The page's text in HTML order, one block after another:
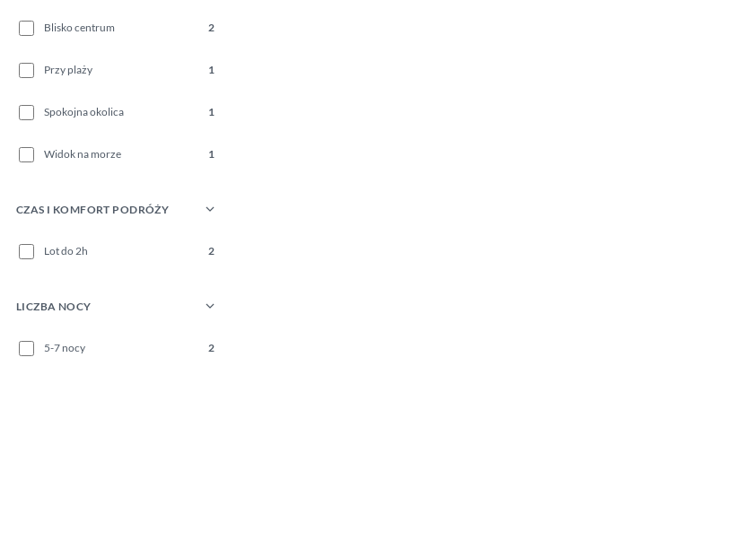
Blisko centrum 2
Przy plaży 1
Spokojna okolica 1
Widok na morze 1
CZAS I KOMFORT PODRÓŻY
Lot do 2h 2
LICZBA NOCY
5-7 nocy 2